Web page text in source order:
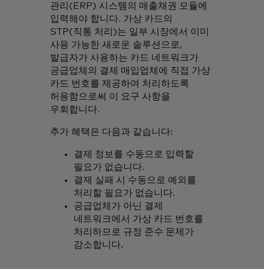
관리(ERP) 시스템의 매출채권 모듈에
입력해야 합니다. 가상 카드의
STP(직통 처리)는 일부 시장에서 이미
사용 가능한 새로운 솔루션으로,
발급자가 사용하는 카드 네트워크가
공급업체의 결제 매입업체에 직접 가상
카드 번호를 제공하여 처리하도록
허용함으로써 이 요구 사항을
우회합니다.
추가 혜택은 다음과 같습니다:
결제 정보를 수동으로 입력할
필요가 없습니다.
결제 실패 시 수동으로 예외를
처리할 필요가 없습니다.
공급업체가 아닌 결제
네트워크에서 가상 카드 번호를
처리하므로 규정 준수 문제가
감소합니다.